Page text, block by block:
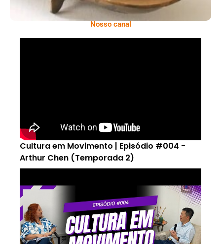
Nosso canal
Cultura em Movimento | Episódio #004 -
Arthur Chen (Temporada 2)